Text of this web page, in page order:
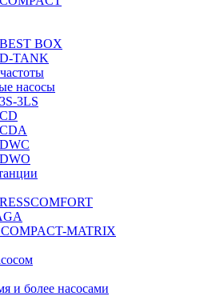
BOX
TANK
насосы
3LS
COMPACT-MATRIX
и более насосами